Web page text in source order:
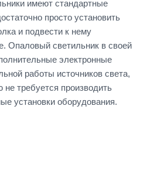
имеют стандартные
просто установить
и подвести к нему
Опаловый светильник в своей
электронные
работы источников света,
не требуется производить
установки оборудования.